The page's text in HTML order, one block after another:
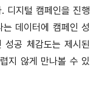
디지털 캠페인을 진행
데이터에 캠페인 성
성공 체감도는 제시된
지 않게 만나볼 수 있